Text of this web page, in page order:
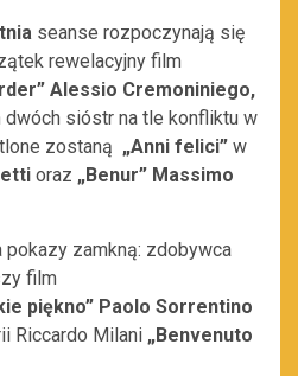
seanse rozpoczynają się
rewelacyjny film
” Alessio Cremoniniego,
dwóch sióstr na tle konfliktu w
zostaną „Anni felici” w
oraz „Benur” Massimo
zamkną: zdobywca
film
piękno” Paolo Sorrentino
Riccardo Milani „Benvenuto